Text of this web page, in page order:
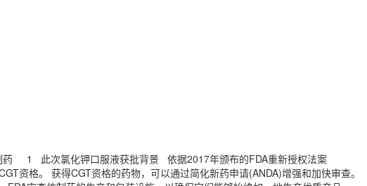
药 1 此次氯化钾口服液获批背景 依据2017年颁布的FDA重新授权法案
资格。 获得CGT资格的药物，可以通过简化新药申请(ANDA)增强和加快审查。